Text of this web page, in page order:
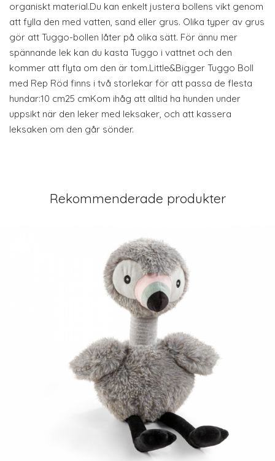
organiskt material.Du kan enkelt justera bollens vikt genom
att fylla den med vatten, sand eller grus. Olika typer av grus
gör att Tuggo-bollen låter på olika sätt. För ännu mer
spännande lek kan du kasta Tuggo i vattnet och den
kommer att flyta om den är tom.Little&Bigger Tuggo Boll
med Rep Röd finns i två storlekar för att passa de flesta
hundar:10 cm25 cmKom ihåg att alltid ha hunden under
uppsikt när den leker med leksaker, och att kassera
leksaken om den går sönder.
Rekommenderade produkter